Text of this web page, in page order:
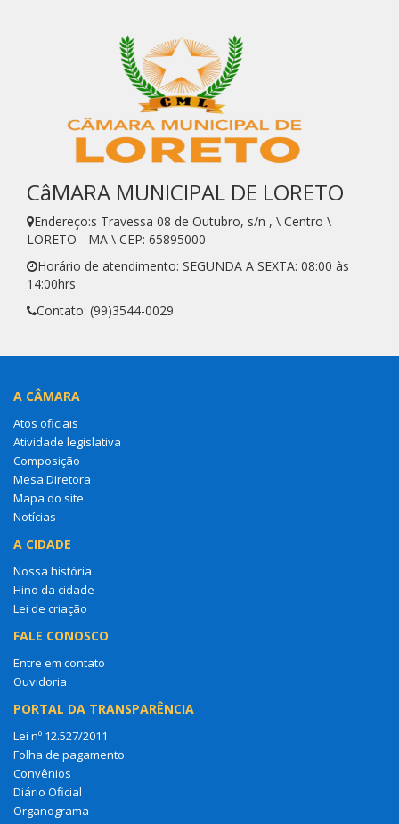
CâMARA MUNICIPAL DE LORETO
Endereço:s Travessa 08 de Outubro, s/n , \ Centro \
LORETO - MA \ CEP: 65895000
Horário de atendimento: SEGUNDA A SEXTA: 08:00 às
14:00hrs
Contato: (99)3544-0029
A CÂMARA
Atos oficiais
Atividade legislativa
Composição
Mesa Diretora
Mapa do site
Notícias
A CIDADE
Nossa história
Hino da cidade
Lei de criação
FALE CONOSCO
Entre em contato
Ouvidoria
PORTAL DA TRANSPARÊNCIA
Lei nº 12.527/2011
Folha de pagamento
Convênios
Diário Oficial
Organograma